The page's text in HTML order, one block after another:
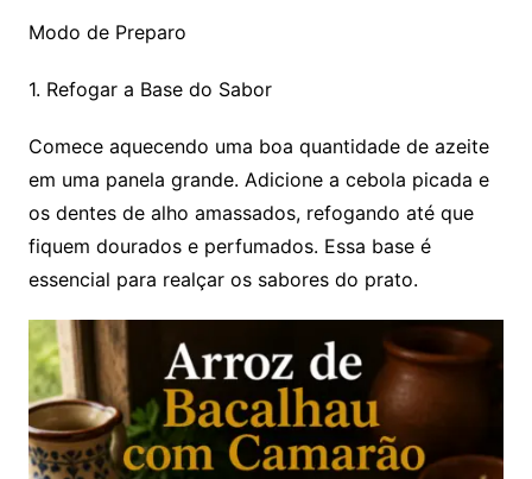
Modo de Preparo
1. Refogar a Base do Sabor
Comece aquecendo uma boa quantidade de azeite
em uma panela grande. Adicione a cebola picada e
os dentes de alho amassados, refogando até que
fiquem dourados e perfumados. Essa base é
essencial para realçar os sabores do prato.